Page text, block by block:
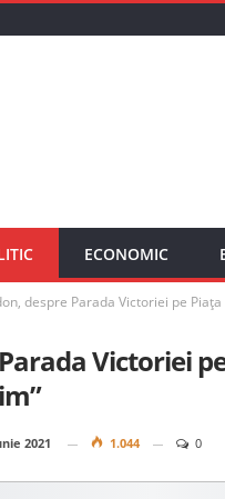
ECONOMIC
despre Parada Victoriei pe
Victoriei
2021 1.044 0